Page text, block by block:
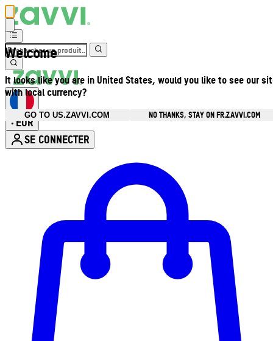
Welcome
It looks like you are in United States, would you like to see our
with local currency?
GO TO US.ZAVVI.COM
NO THANKS, STAY ON FR.ZAVVI.COM
• EUR
SE CONNECTER